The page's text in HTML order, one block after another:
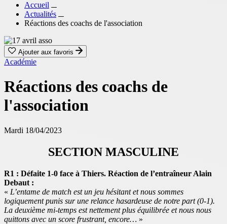
Accueil
Actualités
Réactions des coachs de l'association
Ajouter aux favoris
Académie
Réactions des coachs de
l'association
Mardi 18/04/2023
SECTION MASCULINE
R1 : Défaite 1-0 face à Thiers. Réaction de l’entraîneur Alain
Debaut :
« L’entame de match est un jeu hésitant et nous sommes
logiquement punis sur une relance hasardeuse de notre part (0-1).
La deuxième mi-temps est nettement plus équilibrée et nous nous
quittons avec un score frustrant, encore… »